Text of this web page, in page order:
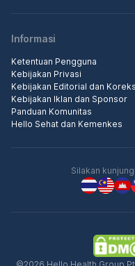
Informasi
Ketentuan Pengguna
Kebijakan Privasi
Kebijakan Editorial dan
Kebijakan Iklan dan Sponsor
Panduan Komunitas
Hello Sehat dan Kemenkes
Silakan
©2026 Hello Health Group